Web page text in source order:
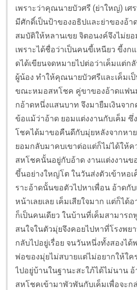
เพราะว่าคุณนายบัวศรี (ย่าใหญ่) เศ
มีศักดิ์เป็นป้าของอธิปและย่าของอ้า
สมบัติให้หลานเขย จิตอนงค์จึงไม่ย
เพราะได้ชื่อว่าเป็นคนขี้เหนียว ขี้งก
ดได้เขียนจดหมายไปต่อว่าเค็มแต่ก
ผู้น้อง ทำให้คุณนายบัวศรีและเค็มเ
ขณะหมอสหโชค คู่ขาของอ้าดแฟน
กอ้าดหนึ่งแสนบาท จึงมายืมเงินจา
ข้อแม้ว่าอ้าด ยอมแต่งงานกับเค็ม ซึ่
โชคได้มาขอคืนดีกับมุ่ยหลังจากหา
ยอมกลับมาคบเขาต่อแต่ก็ไม่ได้ให้ค
สหโชคนั้นอยู่กับอ้าด งานแต่งงานข
ขึ้นอย่างใหญ่โต ในวันส่งตัวเข้าหอเ
ราะอ้าดนั้นขอตัวไปหาเพื่อน อ้าดกั
หน้าเลยเลย เค็มเสียใจมาก แต่ก็ได้
ก็เป็นคนเดียว ในบ้านที่เค็มสามาร
สนใจในตัวมุ่ยจึงคอยไปหาที่โรงพย
กลับไปอยู่เรื่อย จนวันหนึ่งทั้งสองไ
พ่อของมุ่ยไม่สบายแต่ไม่อยากให้ใค
ไปอยู่บ้านในฐานะสะใภ้ได้ไม่นาน อ้
สหโชคเข้ามาพัวพันกับเค็มเพื่อจะก